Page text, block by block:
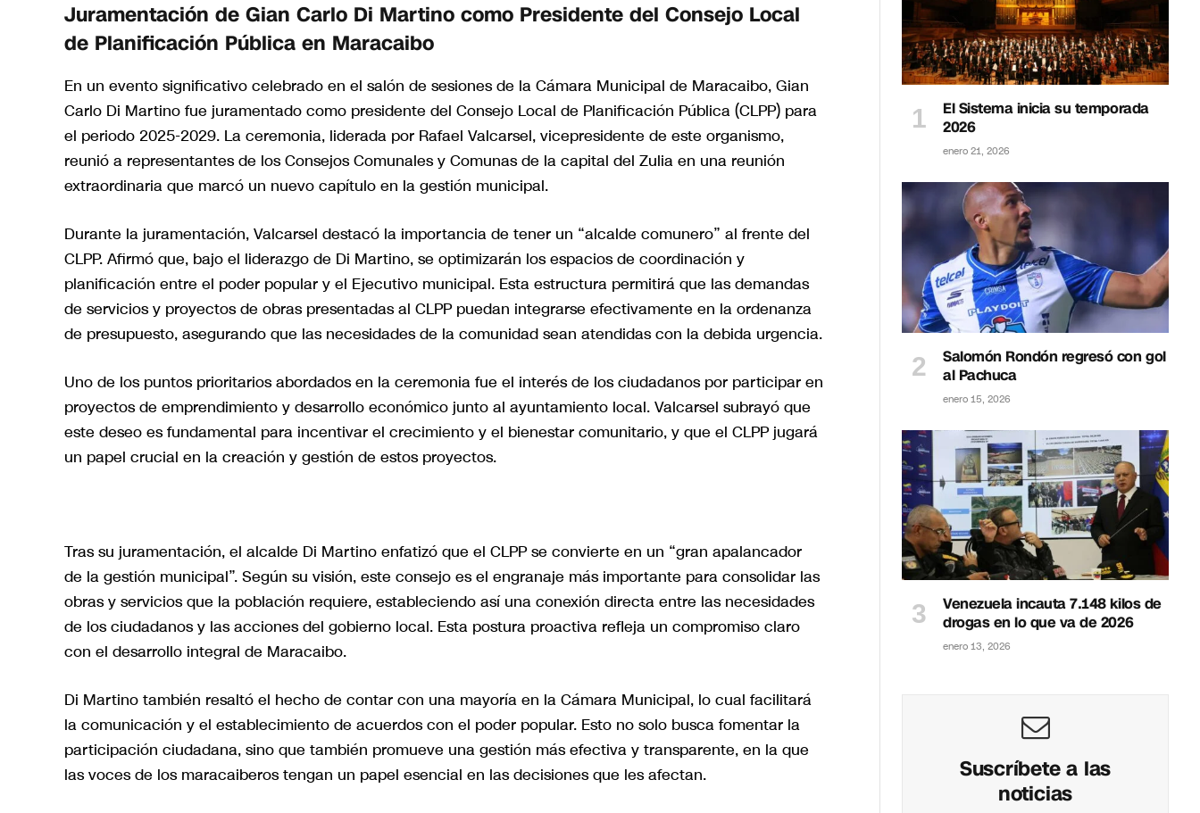
Juramentación de Gian Carlo Di Martino como Presidente del Consejo Local
de Planificación Pública en Maracaibo
En un evento significativo celebrado en el salón de sesiones de la Cámara Municipal de Maracaibo, Gian
Carlo Di Martino fue juramentado como presidente del Consejo Local de Planificación Pública (CLPP) para
el periodo 2025-2029. La ceremonia, liderada por Rafael Valcarsel, vicepresidente de este organismo,
reunió a representantes de los Consejos Comunales y Comunas de la capital del Zulia en una reunión
extraordinaria que marcó un nuevo capítulo en la gestión municipal.
Durante la juramentación, Valcarsel destacó la importancia de tener un “alcalde comunero” al frente del
CLPP. Afirmó que, bajo el liderazgo de Di Martino, se optimizarán los espacios de coordinación y
planificación entre el poder popular y el Ejecutivo municipal. Esta estructura permitirá que las demandas
de servicios y proyectos de obras presentadas al CLPP puedan integrarse efectivamente en la ordenanza
de presupuesto, asegurando que las necesidades de la comunidad sean atendidas con la debida urgencia.
Uno de los puntos prioritarios abordados en la ceremonia fue el interés de los ciudadanos por participar en
proyectos de emprendimiento y desarrollo económico junto al ayuntamiento local. Valcarsel subrayó que
este deseo es fundamental para incentivar el crecimiento y el bienestar comunitario, y que el CLPP jugará
un papel crucial en la creación y gestión de estos proyectos.
Tras su juramentación, el alcalde Di Martino enfatizó que el CLPP se convierte en un “gran apalancador
de la gestión municipal”. Según su visión, este consejo es el engranaje más importante para consolidar las
obras y servicios que la población requiere, estableciendo así una conexión directa entre las necesidades
de los ciudadanos y las acciones del gobierno local. Esta postura proactiva refleja un compromiso claro
con el desarrollo integral de Maracaibo.
Di Martino también resaltó el hecho de contar con una mayoría en la Cámara Municipal, lo cual facilitará
la comunicación y el establecimiento de acuerdos con el poder popular. Esto no solo busca fomentar la
participación ciudadana, sino que también promueve una gestión más efectiva y transparente, en la que
las voces de los maracaiberos tengan un papel esencial en las decisiones que les afectan.
El Sistema inicia su temporada
2026
enero 21, 2026
Salomón Rondón regresó con gol
al Pachuca
enero 15, 2026
Venezuela incauta 7.148 kilos de
drogas en lo que va de 2026
enero 13, 2026
Suscríbete a las
noticias